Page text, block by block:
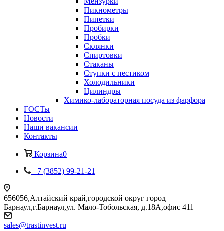
Пикнометры
Пипетки
Пробирки
Пробки
Склянки
Спиртовки
Стаканы
Ступки с пестиком
Холодильники
Цилиндры
Химико-лабораторная посуда из фарфора
ГОСТы
Новости
Наши вакансии
Контакты
Корзина0
+7 (3852) 99-21-21
656056,Алтайский край,городской округ город
Барнаул,г.Барнаул,ул. Мало-Тобольская, д.18А,офис 411
sales@trastinvest.ru